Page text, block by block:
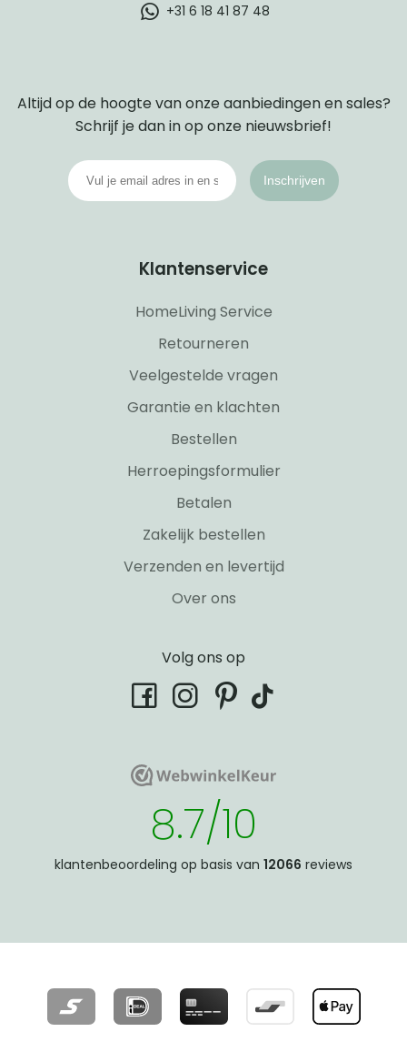
+31 6 18 41 87 48
Altijd op de hoogte van onze aanbiedingen en sales?
Schrijf je dan in op onze nieuwsbrief!
Inschrijven
Klantenservice
HomeLiving Service
Retourneren
Veelgestelde vragen
Garantie en klachten
Bestellen
Herroepingsformulier
Betalen
Zakelijk bestellen
Verzenden en levertijd
Over ons
Volg ons op
facebookinstagram
pinterest
tiktok
WebwinkelKeurWebwinkelKeur
8.7/10
klantenbeoordeling op basis van 12066 reviews